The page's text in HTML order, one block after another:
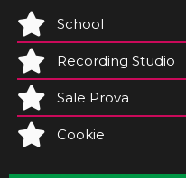
School
Recording Studio
Sale Prova
Cookie